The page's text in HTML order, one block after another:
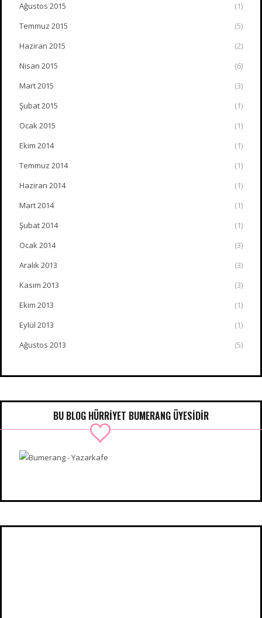
Ağustos 2015
(1)
Temmuz 2015
(5)
Haziran 2015
(2)
Nisan 2015
(6)
Mart 2015
(3)
Şubat 2015
(1)
Ocak 2015
(1)
Ekim 2014
(1)
Temmuz 2014
(1)
Haziran 2014
(1)
Mart 2014
(1)
Şubat 2014
(1)
Ocak 2014
(3)
Aralık 2013
(3)
Kasım 2013
(3)
Ekim 2013
(1)
Eylül 2013
(1)
Ağustos 2013
(5)
BU BLOG HÜRRIYET BUMERANG ÜYESIDIR